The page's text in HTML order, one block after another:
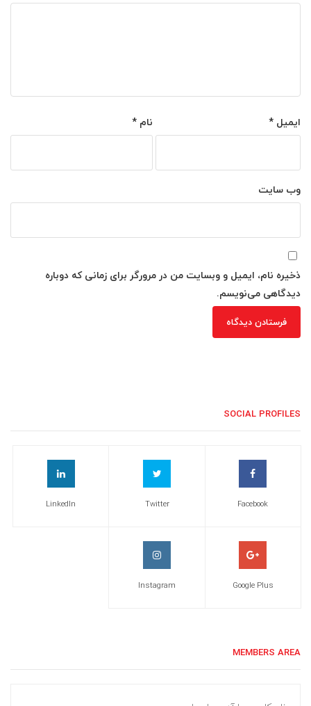
نام* ایمیل*
وب‌ سایت
ذخیره نام، ایمیل و وبسایت من در مرورگر برای زمانی که دوباره
دیدگاهی می‌نویسم.
SOCIAL PROFILES
Facebook
Twitter
LinkedIn
Google Plus
Instagram
MEMBERS AREA